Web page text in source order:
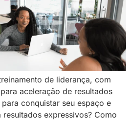
de liderança, com
aceleração de resultados
conquistar seu espaço e
expressivos? Como